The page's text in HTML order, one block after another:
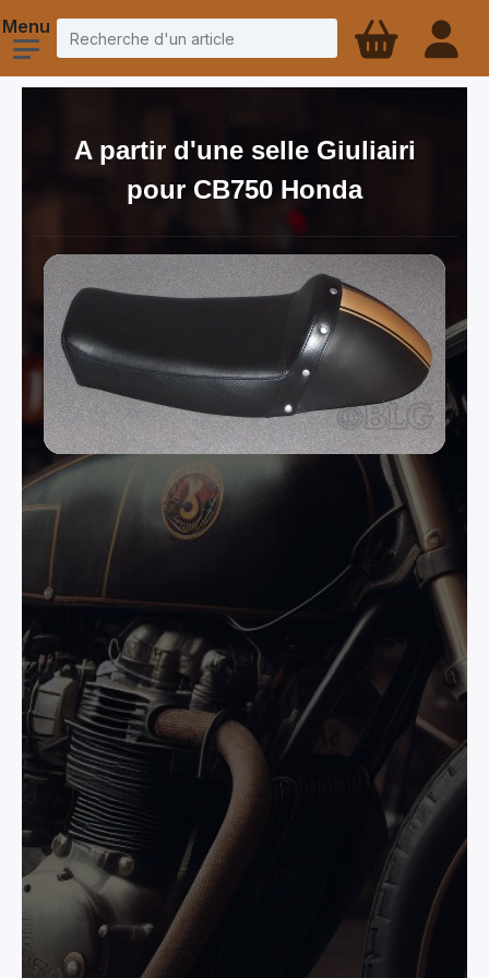
A partir d'une selle Giuliairi
pour CB750 Honda